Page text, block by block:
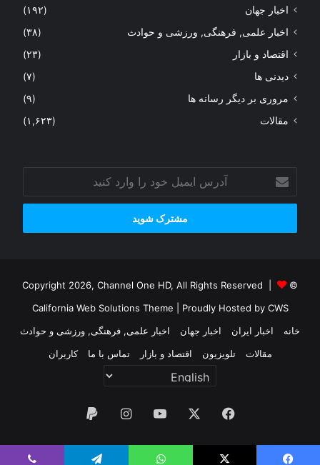
اخبار جهان
(۱۹۲)
اخبار علمی, فرهنگی, ورزشی و حوادث
(۳۸)
اقتصاد و بازار
(۲۳)
دیدنی ها
(۷)
مروری بر دیگر رسانه ها
(۹)
مقالات
(۱,۶۲۳)
ایمیل
خود
وارد
© Copyright 2026, Channel One HD, All Rights Reserved |
California Web Solutions Theme | Proudly Hosted by CWS
خانه
اخبار ایران اخبار جهان
اخبار علمی, فرهنگی, ورزشی و حوادث
مقالات
تلویزیون اقتصاد و بازار تماس با ما کاربران
فیس
بوک
یوتیوباینستاگرامپی‌پال